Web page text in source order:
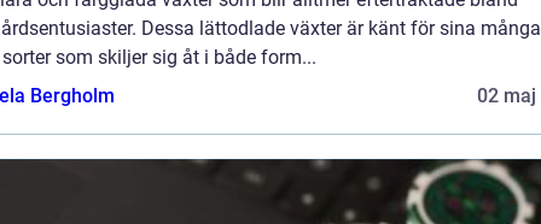
Dessa lättodlade växter är känt för sina många
som skiljer sig åt i både form...
Bergholm
02 maj